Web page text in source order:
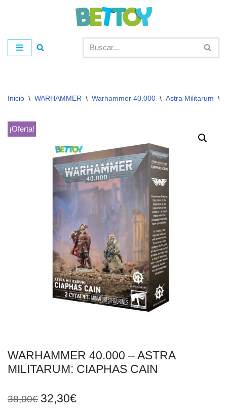
al
contenido
Inicio \ WARHAMMER \ Warhammer 40.000 \ Astra Militarum \
¡Oferta!
WARHAMMER 40.000 – ASTRA
MILITARUM: CIAPHAS CAIN
38,00€ 32,30€